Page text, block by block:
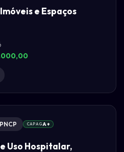
e Espaços
CAPAGA+
Uso Hospitalar,